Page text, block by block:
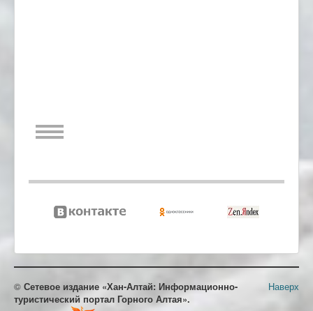
Наверх
© Сетевое издание «Хан-Алтай: Информационно-
туристический портал Горного Алтая».